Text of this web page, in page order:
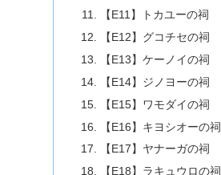
【E11】トカユーの祠
【E12】グコチセの祠
【E13】ケーノイの祠
【E14】ジノヨーの祠
【E15】ワモダイの祠
【E16】キヨシオーの祠
【E17】ヤナーガの祠
【E18】ラキュウロの祠